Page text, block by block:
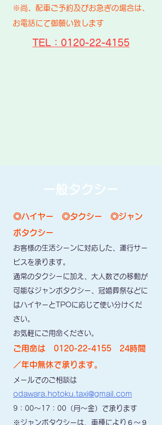
※尚、配車ご予約及びお急ぎの場合は、
お電話にて御願い致します
TEL：0120-22-4155
一般タクシー
◎ハイヤー ◎タクシー ◎ジャン
ボタクシー
お客様の生活シーンに対応した、運行サー
ビスを承ります。
通常のタクシーに加え、大人数での移動が
可能なジャンボタクシー、冠婚葬祭などに
はハイヤーとTPOに応じて使い分けくだ
さい。
お気軽にご用命ください。
ご用命は 0120-22-4155 24時間
／年中無休で承ります。
メールでのご相談は
odawara.hotoku.taxi@gmail.com
9：00～17：00（月～金）で承ります
※ジャンボタクシーは、車種により６～９